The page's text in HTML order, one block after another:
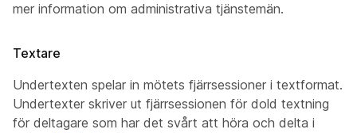
mer information om administrativa tjänstemän.
Textare
Undertexten spelar in mötets fjärrsessioner i textformat.
Undertexter skriver ut fjärrsessionen för dold textning
för deltagare som har det svårt att höra och delta i